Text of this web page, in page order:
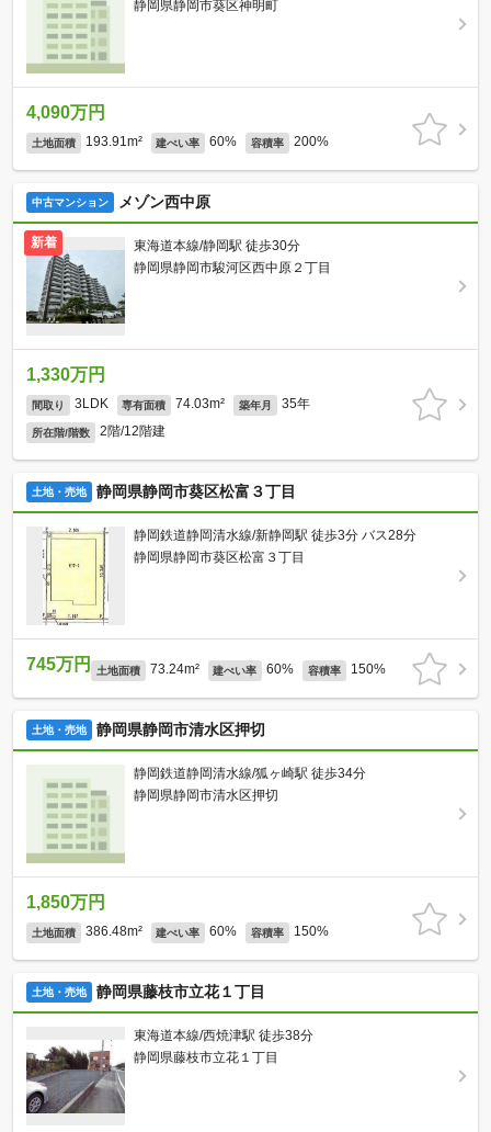
静岡県静岡市葵区神明町
4,090万円
土地面積 193.91m² 建ぺい率 60% 容積率 200%
中古マンション メゾン西中原
新着
東海道本線/静岡駅 徒歩30分
静岡県静岡市駿河区西中原２丁目
1,330万円
間取り 3LDK 専有面積 74.03m² 築年月 35年
所在階/階数 2階/12階建
土地・売地 静岡県静岡市葵区松富３丁目
静岡鉄道静岡清水線/新静岡駅 徒歩3分 バス28分
静岡県静岡市葵区松富３丁目
745万円 土地面積 73.24m² 建ぺい率 60% 容積率 150%
土地・売地 静岡県静岡市清水区押切
静岡鉄道静岡清水線/狐ヶ崎駅 徒歩34分
静岡県静岡市清水区押切
1,850万円
土地面積 386.48m² 建ぺい率 60% 容積率 150%
土地・売地 静岡県藤枝市立花１丁目
東海道本線/西焼津駅 徒歩38分
静岡県藤枝市立花１丁目